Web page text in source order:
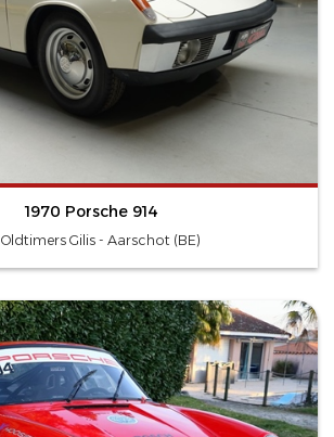
1970 Porsche 914
Oldtimers Gilis - Aarschot (BE)